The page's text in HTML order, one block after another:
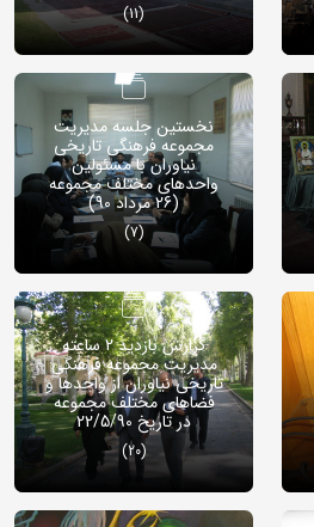
(11)
نخستین جلسه مدیریت
مجموعه فرهنگی تاریخی
نیاوران با مسئولین
واحدهای مختلف مجموعه
(26 مرداد 90)
(7)
گزارش بازدید 2 ساعته
مدیریت مجموعه فرهنگی
تاریخی نیاوران از واحدها و
فضاهای مختلف مجموعه
در تاریخ 22/5/90
(20)